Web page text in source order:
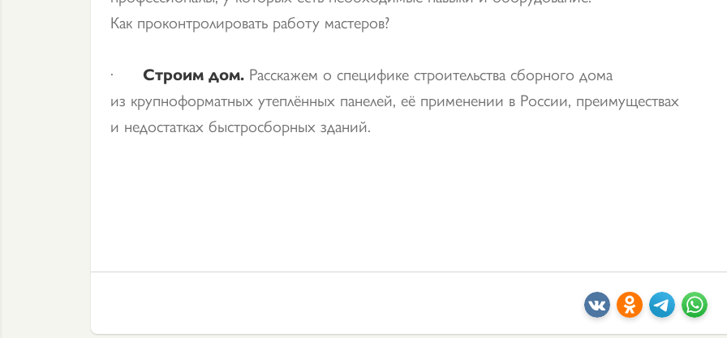
Как проконтролировать работу мастеров?
· Строим дом. Расскажем о специфике строительства сборного дома
из крупноформатных утеплённых панелей, её применении в России, преимуществах
и недостатках быстросборных зданий.